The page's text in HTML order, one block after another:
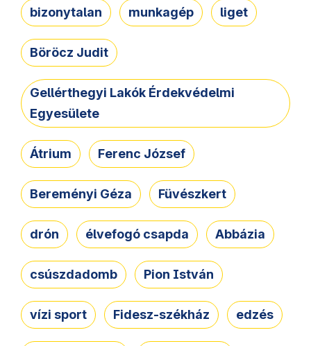
bizonytalan munkagép liget
Böröcz Judit
Gellérthegyi Lakók Érdekvédelmi
Egyesülete
Átrium Ferenc József
Bereményi Géza Füvészkert
drón élvefogó csapda Abbázia
csúszdadomb Pion István
vízi sport Fidesz-székház edzés